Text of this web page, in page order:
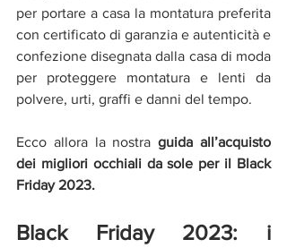
per portare a casa la montatura preferita
con certificato di garanzia e autenticità e
confezione disegnata dalla casa di moda
per proteggere montatura e lenti da
polvere, urti, graffi e danni del tempo.
Ecco allora la nostra guida all’acquisto
dei migliori occhiali da sole per il Black
Friday 2023.
Black Friday 2023: i